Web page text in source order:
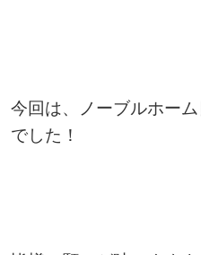
今回は、ノーブルホー
でした！